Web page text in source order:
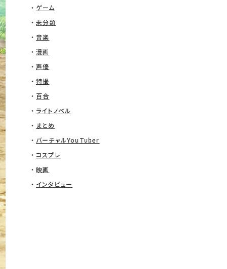
ゲーム
未分類
音楽
漫画
声優
特撮
百合
ライトノベル
まとめ
バーチャルYouTuber
コスプレ
映画
インタビュー